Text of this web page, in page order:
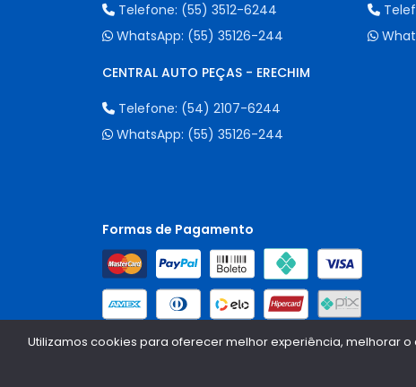
Telefone: (55) 3512-6244
WhatsApp: (55) 35126-244
CENTRAL AUTO PEÇAS - ERECHIM
Telefone: (54) 2107-6244
WhatsApp: (55) 35126-244
Formas de Pagamento
Utilizamos cookies para oferecer melhor experiência, melhorar